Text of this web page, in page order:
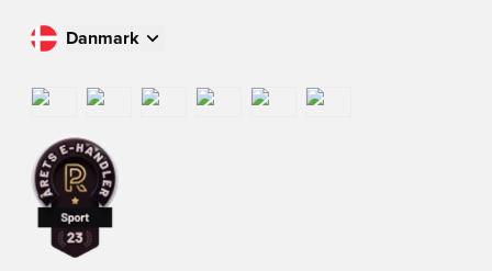
Danmark